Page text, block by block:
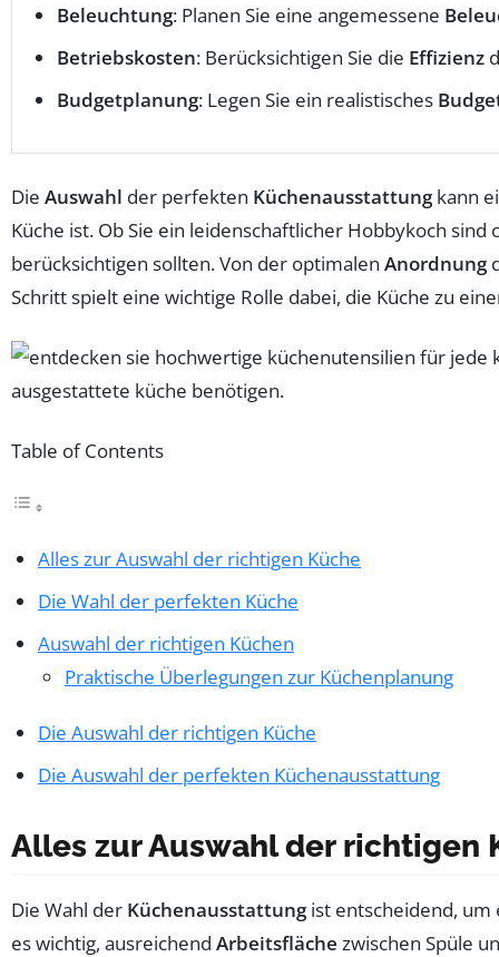
Beleuchtung: Planen Sie eine angemessene
Betriebskosten: Berücksichtigen Sie die Effizienz
Budgetplanung: Legen Sie ein realistisches
Die Auswahl der perfekten Küchenausstattungkann
Küche ist. Ob Sie ein leidenschaftlicher Hobbykoch
berücksichtigen sollten. Von der optimalen Anordnung
Schritt spielt eine wichtige Rolle dabei, die Küche zu
Table of Contents
Alles zur Auswahl der richtigen Küche
Die Wahl der perfekten Küche
Auswahl der richtigen Küchen
Praktische Überlegungen zur Küchenplanung
Die Auswahl der richtigen Küche
Die Auswahl der perfekten Küchenausstattung
Alles zur Auswahl der richtigen
Die Wahl der Küchenausstattungist entscheidend, um
es wichtig, ausreichend Arbeitsfläche zwischen Spüle